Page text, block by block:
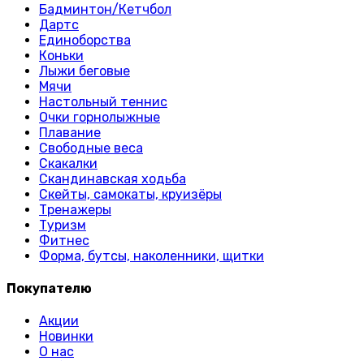
Бадминтон/Кетчбол
Дартс
Единоборства
Коньки
Лыжи беговые
Мячи
Настольный теннис
Очки горнолыжные
Плавание
Свободные веса
Скакалки
Скандинавская ходьба
Скейты, самокаты, круизёры
Тренажеры
Туризм
Фитнес
Форма, бутсы, наколенники, щитки
Покупателю
Акции
Новинки
О нас